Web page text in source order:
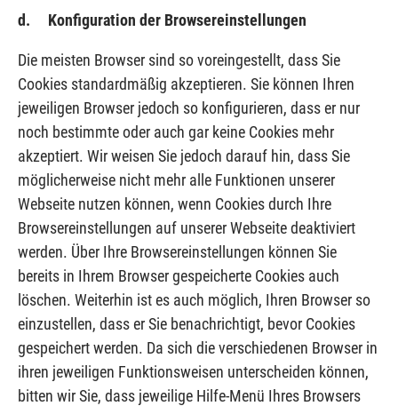
d. Konfiguration der Browsereinstellungen
Die meisten Browser sind so voreingestellt, dass Sie
Cookies standardmäßig akzeptieren. Sie können Ihren
jeweiligen Browser jedoch so konfigurieren, dass er nur
noch bestimmte oder auch gar keine Cookies mehr
akzeptiert. Wir weisen Sie jedoch darauf hin, dass Sie
möglicherweise nicht mehr alle Funktionen unserer
Webseite nutzen können, wenn Cookies durch Ihre
Browsereinstellungen auf unserer Webseite deaktiviert
werden. Über Ihre Browsereinstellungen können Sie
bereits in Ihrem Browser gespeicherte Cookies auch
löschen. Weiterhin ist es auch möglich, Ihren Browser so
einzustellen, dass er Sie benachrichtigt, bevor Cookies
gespeichert werden. Da sich die verschiedenen Browser in
ihren jeweiligen Funktionsweisen unterscheiden können,
bitten wir Sie, dass jeweilige Hilfe-Menü Ihres Browsers